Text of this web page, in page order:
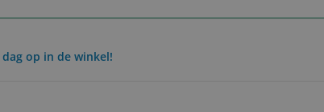
op in de winkel!